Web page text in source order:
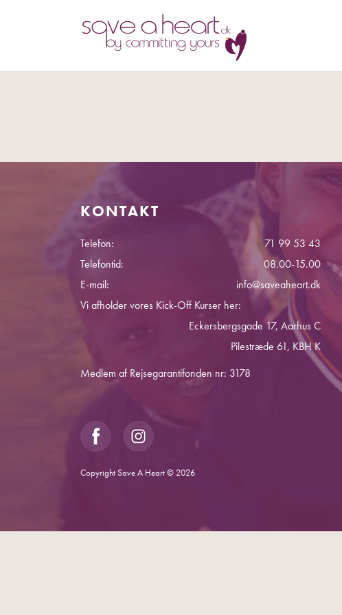
KONTAKT
Telefon:
71 99 53 43
Telefontid:
08.00-15.00
E-mail:
info@saveaheart.dk
Vi afholder vores Kick-Off Kurser her:
Eckersbergsgade 17, Aarhus C
Pilestræde 61, KBH K
Medlem af Rejsegarantifonden nr: 3178
Copyright Save A Heart © 2026